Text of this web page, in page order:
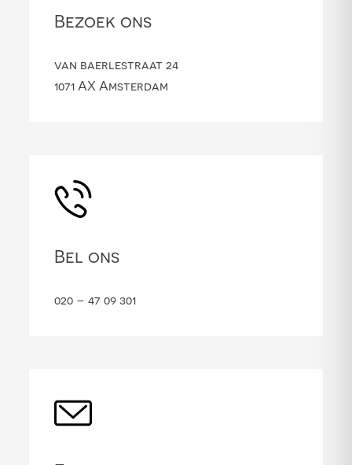
Bezoek ons
van baerlestraat 24
1071 AX Amsterdam
Bel ons
020 – 47 09 301